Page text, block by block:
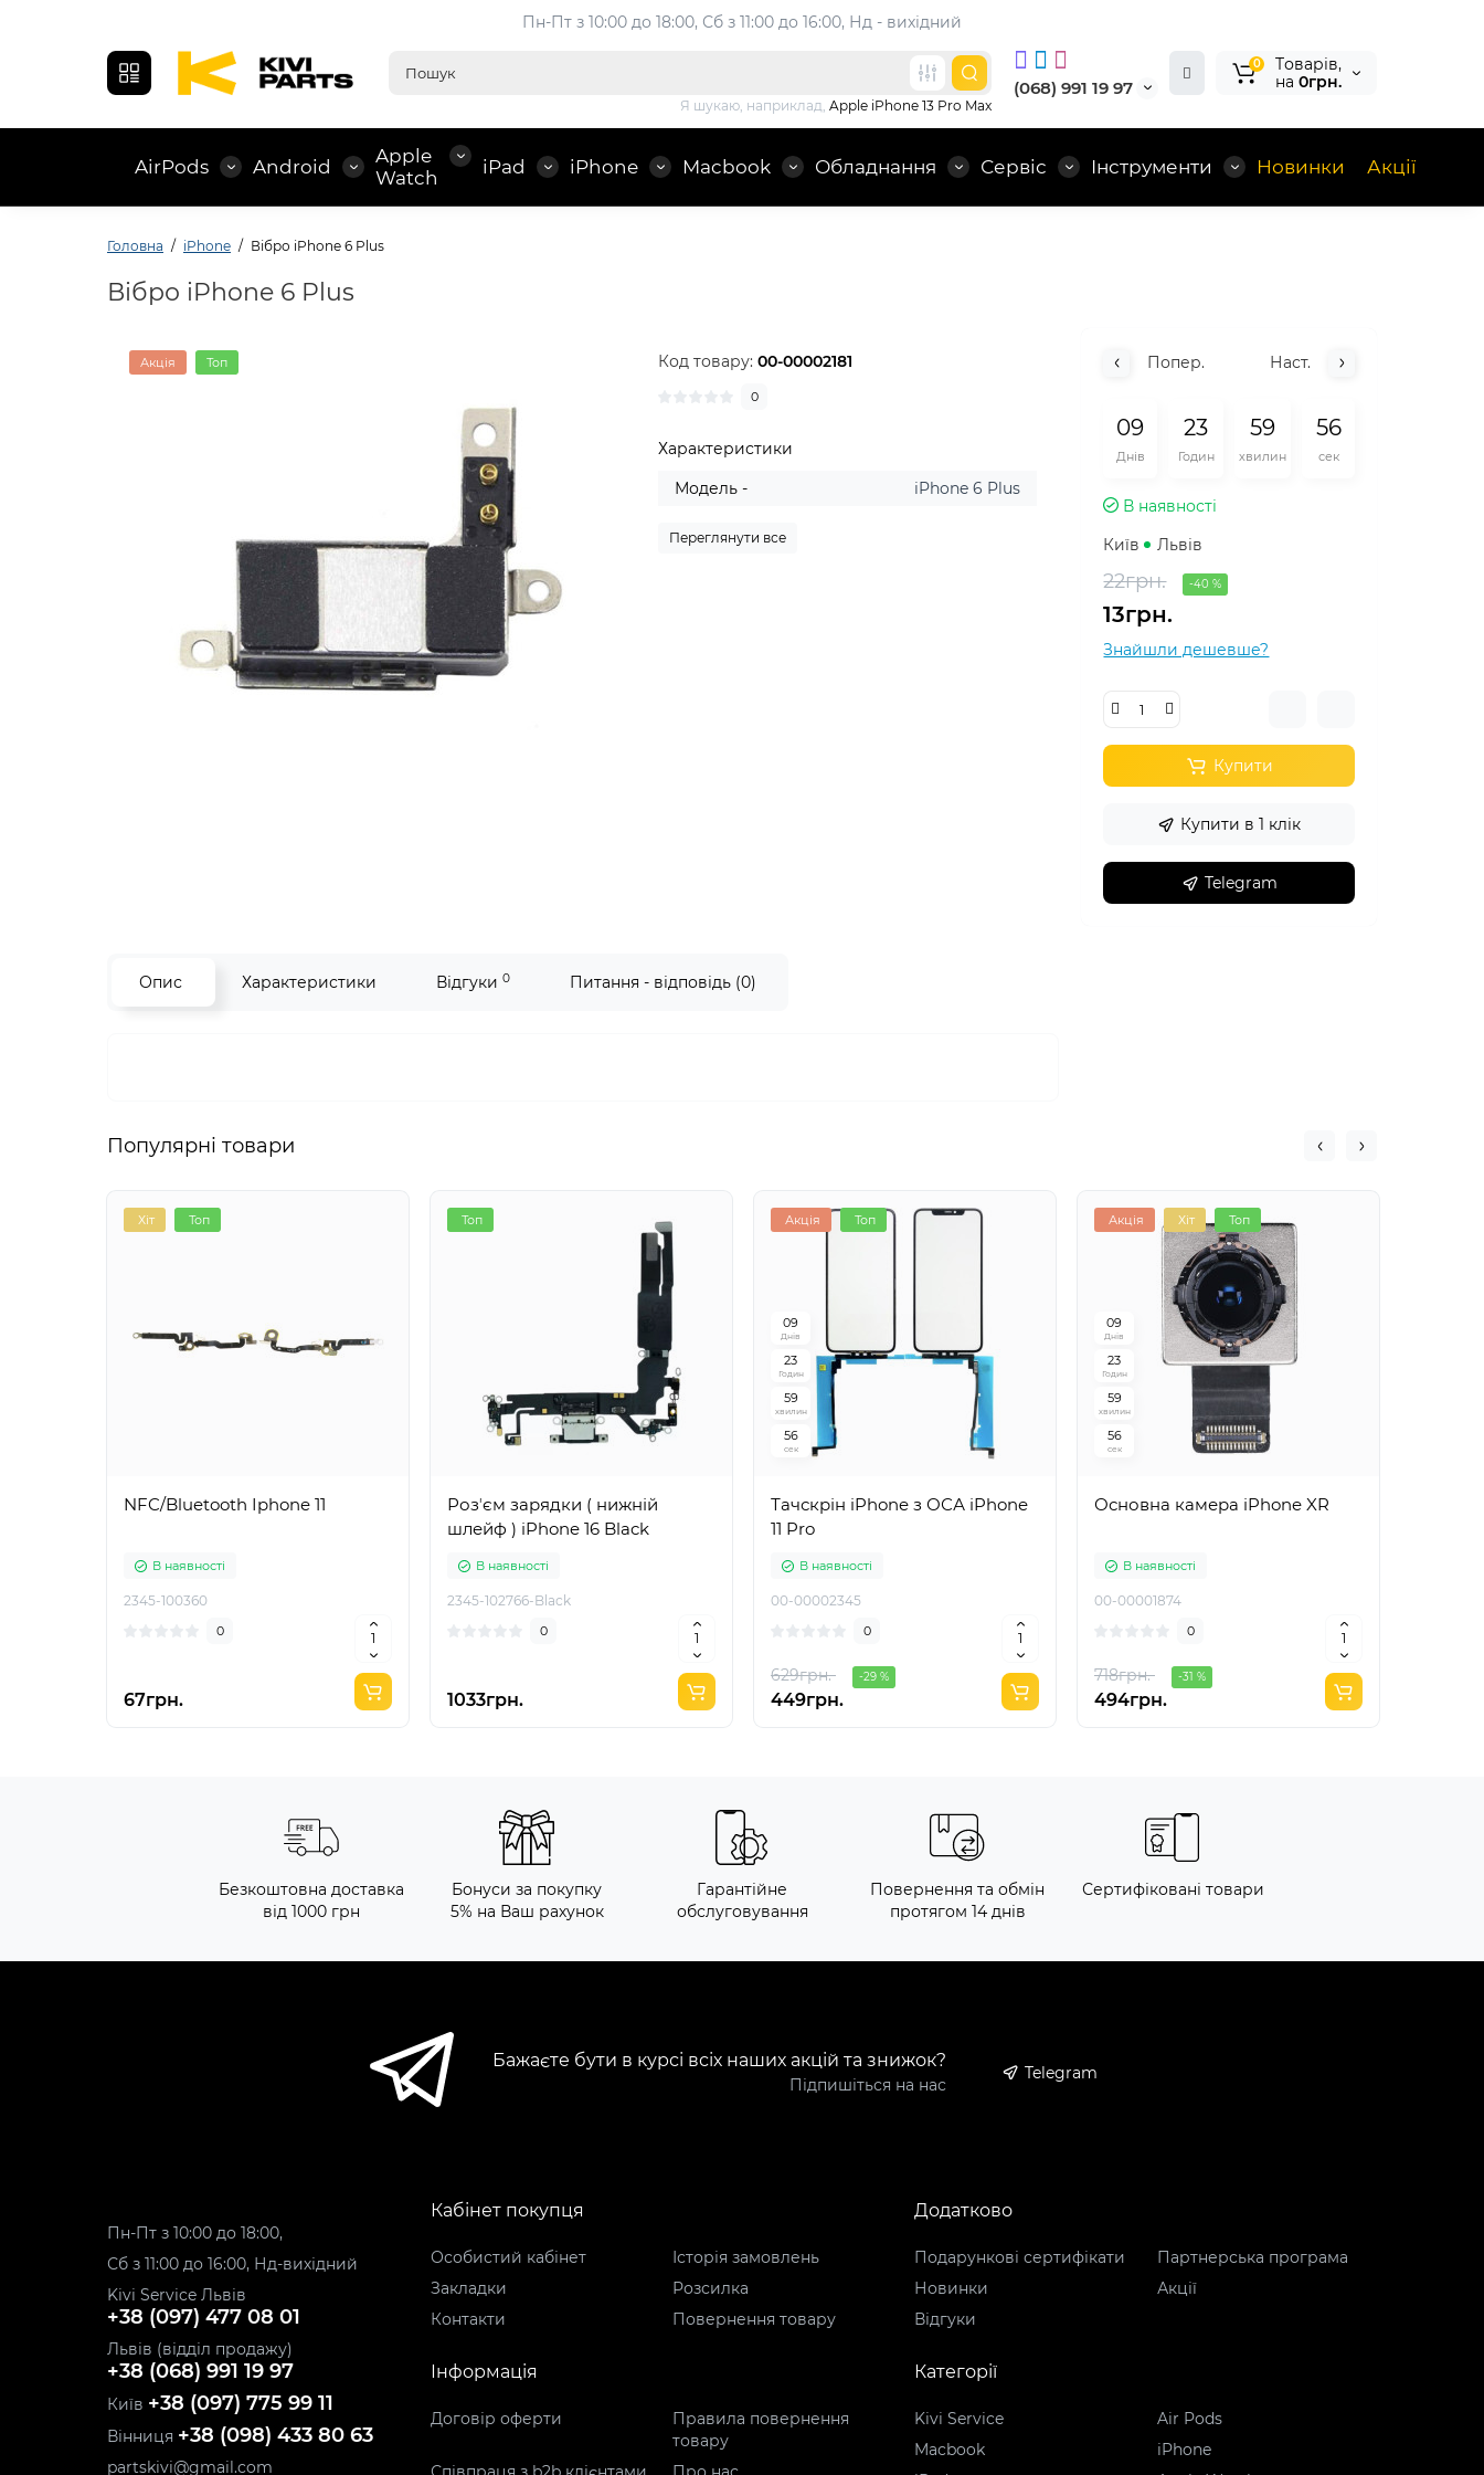
Пн-Пт з 10:00 до 18:00, Сб з 11:00 до 16:00, Нд - вихідний
(068) 991 19 97
Я шукаю, наприклад, Apple iPhone 13 Pro Max
0
Tоварів,
на 0грн.
AirPods Android
Apple
Watch
iPad iPhone Macbook Обладнання Сервіс Інструменти Новинки Акції
Головна iPhone Вібро iPhone 6 Plus
Вібро iPhone 6 Plus
Акція Топ Код товару:00-00002181
0
Характеристики
Модель -
iPhone 6 Plus
Переглянути все
Попер. Наст.
09
Днів
23
Годин
59
хвилин
55
сек
В наявності
Київ
Львів
22грн. -40 %
13грн.
Знайшли дешевше?
Купити
Купити в 1 клік
Telegram
Опис Характеристики Відгуки 0 Питання - відповідь (0)
Популярні товари
Хіт Топ
NFC/Bluetooth Iphone 11
В наявності
2345-100360
0
67грн.
Топ
Розʼєм зарядки ( нижній
шлейф ) iPhone 16 Black
В наявності
2345-102766-Black
0
1033грн.
Акція Топ
09
Днів
23
Годин
59
хвилин
55
сек
Тачскрін iPhone з ОСА iPhone
11 Pro
В наявності
00-00002345
0
629грн. -29 %
449грн.
Акція Хіт Топ
09
Днів
23
Годин
59
хвилин
55
сек
Основна камера iPhone XR
В наявності
00-00001874
0
718грн. -31 %
494грн.
Безкоштовна доставка
від 1000 грн
Бонуси за покупку
5% на Ваш рахунок
Гарантійне
обслуговування
Повернення та обмін
протягом 14 днів
Сертифіковані товари
Бажаєте бути в курсі всіх наших акцій та знижок?
Підпишіться на нас
Telegram
Пн-Пт з 10:00 до 18:00,
Сб з 11:00 до 16:00, Нд-вихідний
Kivi Service Львів
+38 (097) 477 08 01
Львів (відділ продажу)
+38 (068) 991 19 97
Київ +38 (097) 775 99 11
Вінниця +38 (098) 433 80 63
partskivi@gmail.com
Кабінет покупця
Особистий кабінет
Історія замовлень
Закладки
Розсилка
Контакти
Повернення товару
Додатково
Подарункові сертифікати
Партнерська програма
Новинки
Акції
Відгуки
Інформація
Договір оферти
Правила повернення
товару
Категорії
Kivi Service
Air Pods
Macbook
iPhone